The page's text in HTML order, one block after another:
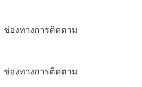
ช่องทางการติดตาม
ช่องทางการติดตาม